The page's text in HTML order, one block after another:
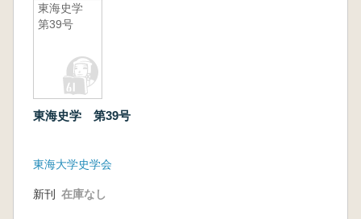
東海史学
第39号
東海史学 第39号
東海大学史学会
新刊 在庫なし